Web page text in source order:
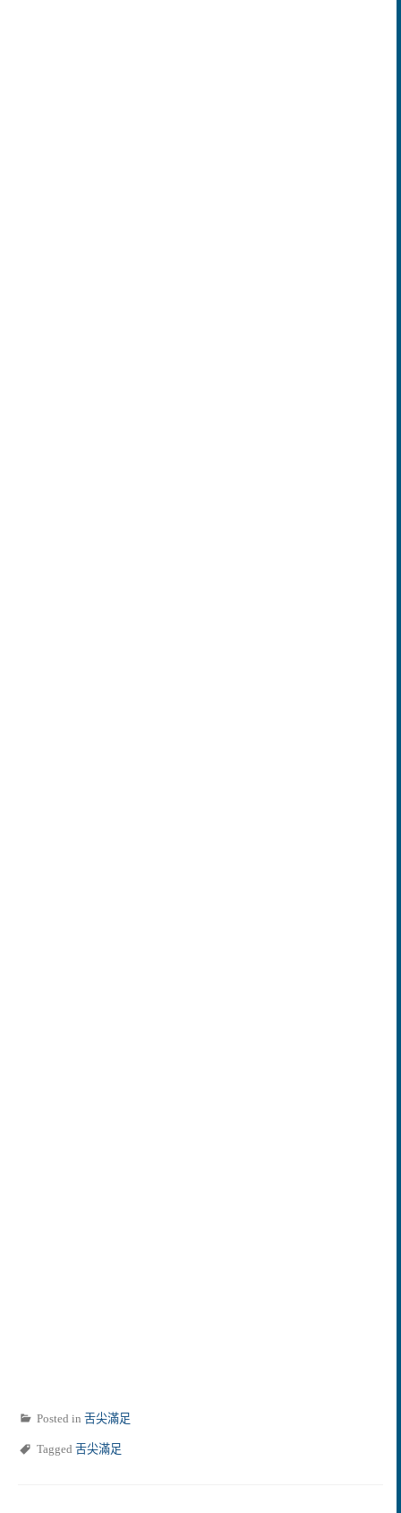
Posted in 舌尖滿足
Tagged 舌尖滿足